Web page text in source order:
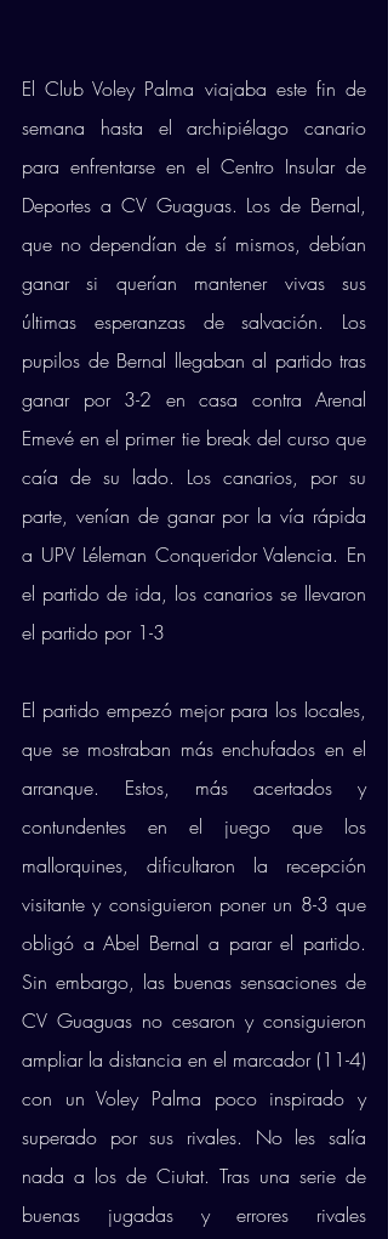
El Club Voley Palma viajaba este fin de
semana hasta el archipiélago canario
para enfrentarse en el Centro Insular de
Deportes a CV Guaguas. Los de Bernal,
que no dependían de sí mismos, debían
ganar si querían mantener vivas sus
últimas esperanzas de salvación. Los
pupilos de Bernal llegaban al partido tras
ganar por 3-2 en casa contra Arenal
Emevé en el primer tie break del curso que
caía de su lado. Los canarios, por su
parte, venían de ganar por la vía rápida
a UPV Léleman Conqueridor Valencia. En
el partido de ida, los canarios se llevaron
el partido por 1-3
El partido empezó mejor para los locales,
que se mostraban más enchufados en el
arranque. Estos, más acertados y
contundentes en el juego que los
mallorquines, dificultaron la recepción
visitante y consiguieron poner un 8-3 que
obligó a Abel Bernal a parar el partido.
Sin embargo, las buenas sensaciones de
CV Guaguas no cesaron y consiguieron
ampliar la distancia en el marcador (11-4)
con un Voley Palma poco inspirado y
superado por sus rivales. No les salía
nada a los de Ciutat. Tras una serie de
buenas jugadas y errores rivales